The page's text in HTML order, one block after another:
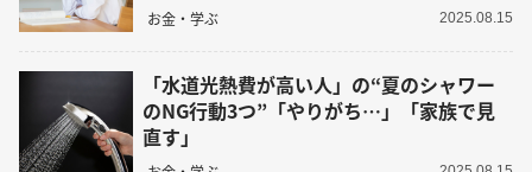
お金・学ぶ 2025.08.15
「水道光熱費が高い人」の“夏のシャワー
のNG行動3つ”「やりがち…」「家族で見
直す」